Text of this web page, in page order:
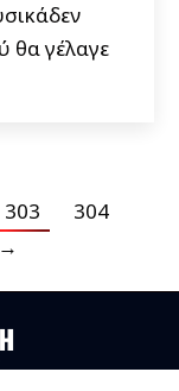
θα γέλαγε
303
304
→